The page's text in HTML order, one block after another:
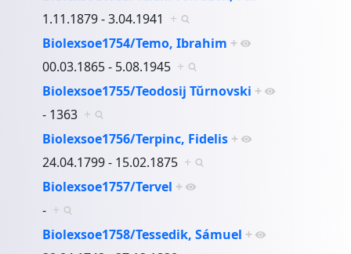
1.11.1879 - 3.04.1941 +
Biolexsoe1754/Temo, Ibrahim +
00.03.1865 - 5.08.1945 +
Biolexsoe1755/Teodosij Tŭrnovski +
- 1363 +
Biolexsoe1756/Terpinc, Fidelis +
24.04.1799 - 15.02.1875 +
Biolexsoe1757/Tervel +
- +
Biolexsoe1758/Tessedik, Sámuel +